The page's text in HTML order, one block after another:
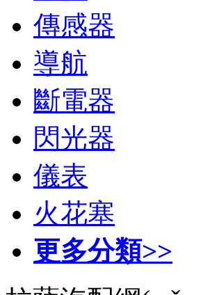
傳感器
導航
斷電器
閃光器
儀表
火花塞
更多分類>>